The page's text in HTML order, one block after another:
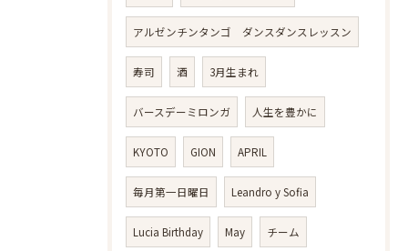
アルゼンチンタンゴ ダンスダンスレッスン
寿司 酒 3月生まれ
バースデーミロンガ 人生を豊かに
KYOTO GION APRIL
毎月第一日曜日 Leandro y Sofia
Lucia Birthday May チーム